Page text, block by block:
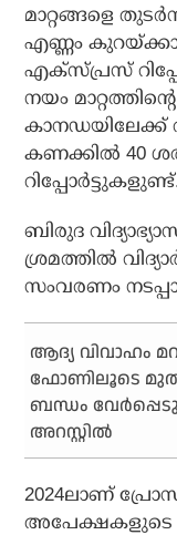
മാറ്റങ്ങളെ
എണ്ണം
എക്‌സ്പ്രസ്
നയം
കാനഡയിലേക്ക്
കണക്കില്‍ 40
ബിരുദ
ശ്രമത്തില്‍
സംവരണം
ആദ്യ വിവാഹം
ഫോണിലൂടെ
ബന്ധം
അറസ്റ്റില്‍
2024ലാണ്
അപേക്ഷകളുടെ